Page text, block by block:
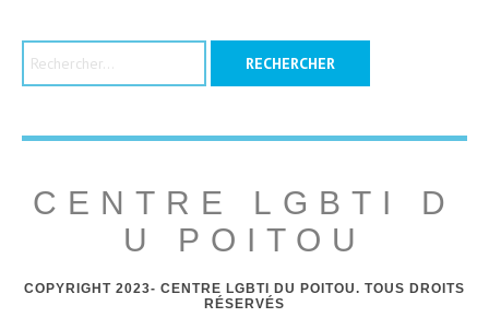
CENTRE LGBTI D
U POITOU
COPYRIGHT 2023- CENTRE LGBTI DU POITOU. TOUS DROITS
RÉSERVÉS